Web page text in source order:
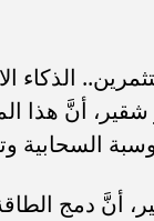
الذكاء
أنَّ هذا
السحابية
أنَّ دمج الطاقة